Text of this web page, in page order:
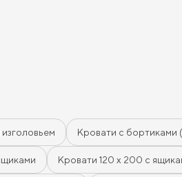
Если
Кровати с бортиками
Кровати 120 х 200 с